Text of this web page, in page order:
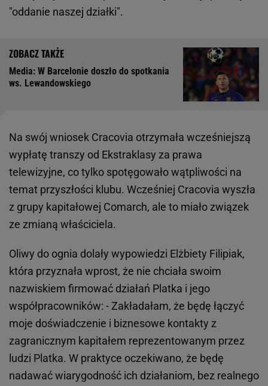
"oddanie naszej działki".
Media: W Barcelonie doszło do spotkania
ws. Lewandowskiego
Na swój wniosek Cracovia otrzymała wcześniejszą
wypłatę transzy od Ekstraklasy za prawa
telewizyjne, co tylko spotęgowało wątpliwości na
temat przyszłości klubu. Wcześniej Cracovia wyszła
z grupy kapitałowej Comarch, ale to miało związek
ze zmianą właściciela.
Oliwy do ognia dolały wypowiedzi Elżbiety Filipiak,
która przyznała wprost, że nie chciała swoim
nazwiskiem firmować działań Platka i jego
współpracowników: - Zakładałam, że będę łączyć
moje doświadczenie i biznesowe kontakty z
zagranicznym kapitałem reprezentowanym przez
ludzi Platka. W praktyce oczekiwano, że będę
nadawać wiarygodność ich działaniom, bez realnego